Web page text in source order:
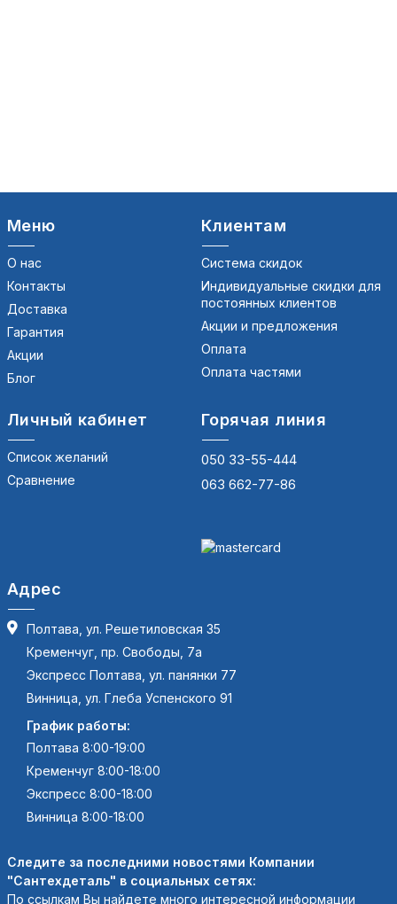
Меню
О нас
Контакты
Доставка
Гарантия
Акции
Блог
Клиентам
Система скидок
Индивидуальные скидки для
постоянных клиентов
Акции и предложения
Оплата
Оплата частями
Личный кабинет
Список желаний
Сравнение
Горячая линия
050 33-55-444
063 662-77-86
Адрес
Полтава, ул. Решетиловская 35
Кременчуг, пр. Свободы, 7а
Экспресс Полтава, ул. панянки 77
Винница, ул. Глеба Успенского 91
График работы:
Полтава 8:00-19:00
Кременчуг 8:00-18:00
Экспресс 8:00-18:00
Винница 8:00-18:00
Следите за последними новостями Компании
"Сантехдеталь" в социальных сетях:
По ссылкам Вы найдете много интересной информации